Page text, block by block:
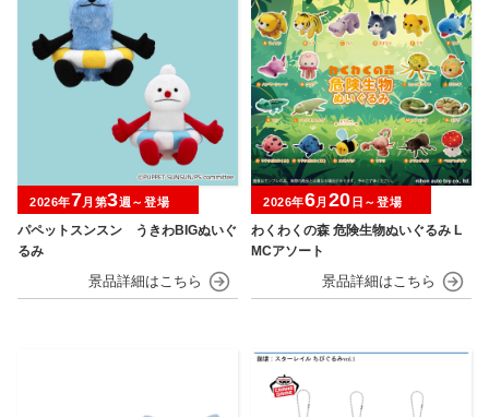
パペットスンスン うきわBIGぬいぐ
るみ
2026年7月第3週～登場
わくわくの森 危険生物ぬいぐるみ L
MCアソート
2026年6月 20 日～登場